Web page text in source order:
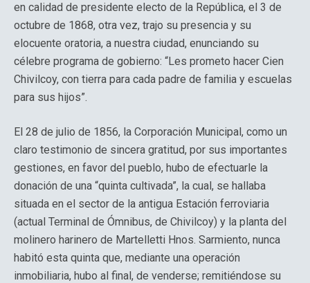
en calidad de presidente electo de la República, el 3 de
octubre de 1868, otra vez, trajo su presencia y su
elocuente oratoria, a nuestra ciudad, enunciando su
célebre programa de gobierno: “Les prometo hacer Cien
Chivilcoy, con tierra para cada padre de familia y escuelas
para sus hijos”.
El 28 de julio de 1856, la Corporación Municipal, como un
claro testimonio de sincera gratitud, por sus importantes
gestiones, en favor del pueblo, hubo de efectuarle la
donación de una “quinta cultivada”, la cual, se hallaba
situada en el sector de la antigua Estación ferroviaria
(actual Terminal de Ómnibus, de Chivilcoy) y la planta del
molinero harinero de Martelletti Hnos. Sarmiento, nunca
habitó esta quinta que, mediante una operación
inmobiliaria, hubo al final, de venderse; remitiéndose su